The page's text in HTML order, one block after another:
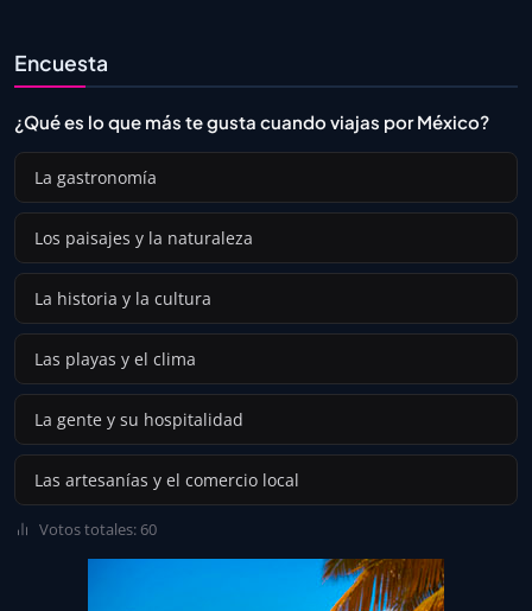
Encuesta
¿Qué es lo que más te gusta cuando viajas por México?
La gastronomía
Los paisajes y la naturaleza
La historia y la cultura
Las playas y el clima
La gente y su hospitalidad
Las artesanías y el comercio local
Votos totales: 60